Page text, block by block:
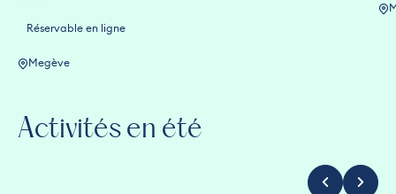
Réservable en ligne
Megève
Activités en été